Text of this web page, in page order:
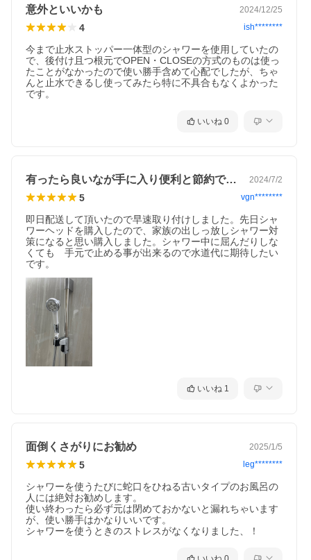
意外といいかも 2024/12/25
4 ish********
今まで止水ストッパー一体型のシャワーを使用していたの
で、後付け且つ根元でOPEN・CLOSEの方式のものは使っ
たことがなかったので使い勝手含めて心配でしたが、ちゃ
んと止水できるし使ってみたら特に不具合もなくよかった
です。
いいね 0
有ったら良いなが手に入り便利と節約ですね 2024/7/2
5 vgn********
即日配送して頂いたので早速取り付けしました。先日シャ
ワーヘッドを購入したので、家族の出しっ放しシャワー対
策になると思い購入しました。シャワー中に屈んだりしな
くても　手元で止める事が出来るので水道代に期待したい
です。
いいね 1
面倒くさがりにお勧め 2025/1/5
5 leg********
シャワーを使うたびに蛇口をひねる古いタイプのお風呂の
人には絶対お勧めします。
使い終わったら必ず元は閉めておかないと漏れちゃいます
が、使い勝手はかなりいいです。
シャワーを使うときのストレスがなくなりました、！